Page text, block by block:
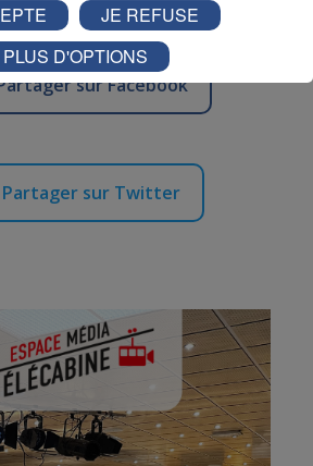
sur Facebook
Partager sur Twitter
JE REFUSE
PLUS D'OPTIONS